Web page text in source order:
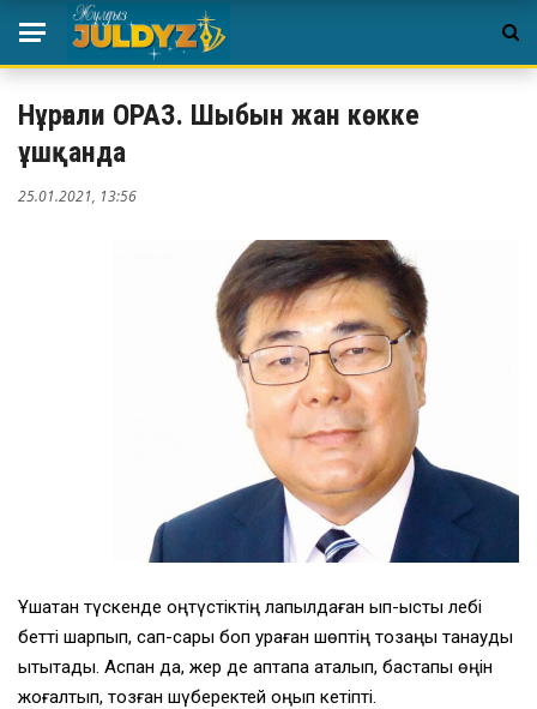
Нұрғали ОРАЗ. Шыбын жан көкке
ұшқанда
25.01.2021, 13:56
Ұшақтан түскенде оңтүстіктің лапылдаған ып-ыстық лебі
бетті шарпып, сап-сары боп қураған шөптің тозаңы танауды
қытықтады. Аспан да, жер де аптапқа қақталып, бастапқы өңін
жоғалтып, тозған шүберектей оңып кетіпті.